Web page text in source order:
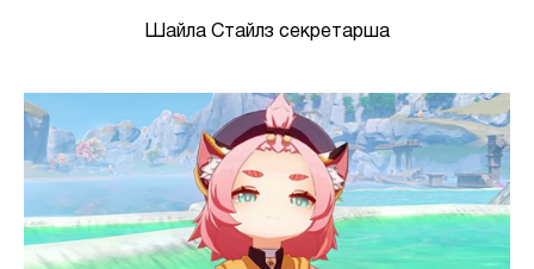
Шайла Стайлз секретарша